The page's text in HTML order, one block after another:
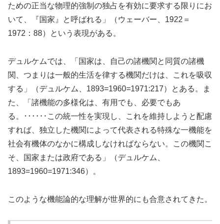
ための正当な物理的強制の独占を有効に要求する限りにお
いて、『国家』と呼ばれる」（ウェーバー、1922＝
1972：88）という表現がある。
デュルケムでは、「国家は、自己の諸機関と同質の諸機
関、つまりは一般的生活を律する機関だけは、これを吸収
する」（デュルケム、1893=1960=1971:217）とある。ま
た、「諸機能の多様化は、有用でも、必要でもあ
る。･･････この統一性を実現し、これを維持しようと配慮
すれば、独立した機関によって代表される特殊な一機能を
社会有機体のなかに構成しなければならない。この機関こ
そ、国家または政府である」（デュルケム、
1893=1960=1971:346）。
このような機能論的な理解が世界的にも合意されてきた。